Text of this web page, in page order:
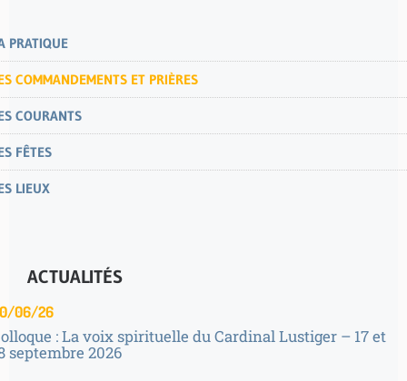
PRATIQUE
COMMANDEMENTS ET PRIÈRES
COURANTS
FÊTES
LIEUX
ACTUALITÉS
06/26
: La voix spirituelle du Cardinal Lustiger – 17 et
septembre 2026